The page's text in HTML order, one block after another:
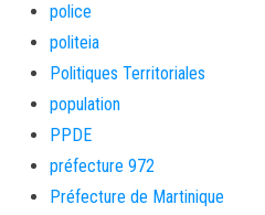
police
politeia
Politiques Territoriales
population
PPDE
préfecture 972
Préfecture de Martinique